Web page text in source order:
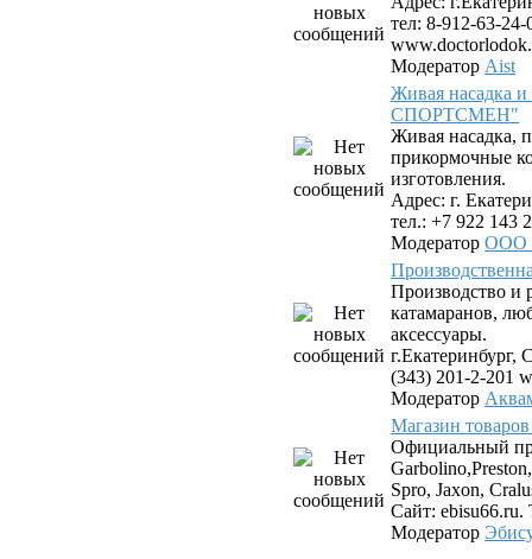
тел: 8-912-63-
Модератор Aist
Живая насадка
СПОРТСМЕН"
Живая насадка,
прикормочные
изготовления.
Адрес: г.
тел.: +7 922 143
Модератор ООО
Производство
катамаранов,
аксессуары.
г.Екатеринбург,
(343) 201-2-201
Модератор
Магазин
Официальный
Spro, Jaxon,
Сайт: ebisu66.ru.
Модератор